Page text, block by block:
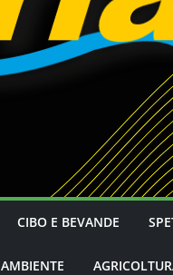
CIBO E BEVANDE
AMBIENTE